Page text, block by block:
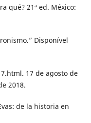
qué? 21ª ed. México:
Disponível
17 de agosto de
2018.
de la historia en